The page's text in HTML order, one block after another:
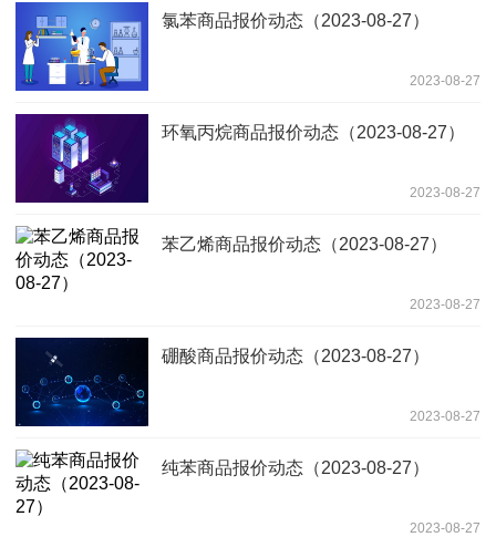
氯苯商品报价动态（2023-08-27）
2023-08-27
环氧丙烷商品报价动态（2023-08-27）
2023-08-27
苯乙烯商品报价动态（2023-08-27）
2023-08-27
硼酸商品报价动态（2023-08-27）
2023-08-27
纯苯商品报价动态（2023-08-27）
2023-08-27